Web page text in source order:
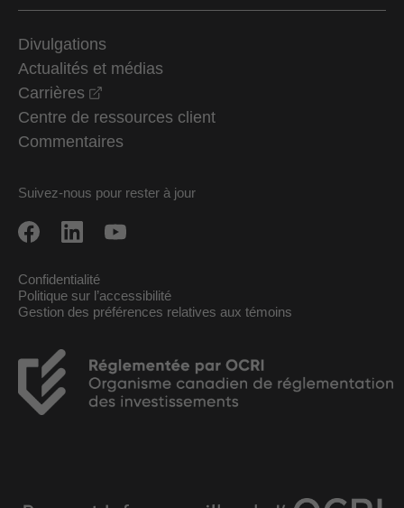
Divulgations
Actualités et médias
Carrières
Centre de ressources client
Commentaires
Suivez-nous pour rester à jour
Confidentialité
Politique sur l’accessibilité
Gestion des préférences relatives aux témoins